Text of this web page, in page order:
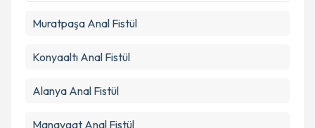
Muratpaşa Anal Fistül
Konyaaltı Anal Fistül
Alanya Anal Fistül
Manavgat Anal Fistül